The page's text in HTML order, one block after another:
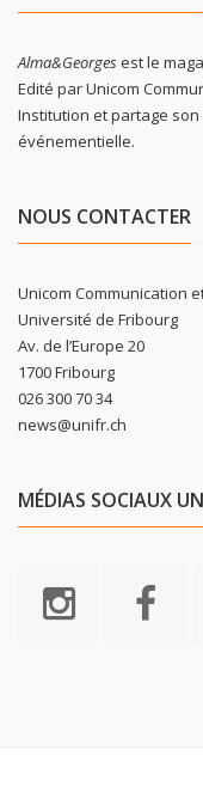
Alma&Georgesest le
Edité par Unicom
Institution et partage
événementielle.
NOUS CONTACTER
Unicom Communication
Université de Fribourg
Av. de l’Europe 20
1700 Fribourg
026 300 70 34
news@unifr.ch
MÉDIAS SOCIAUX